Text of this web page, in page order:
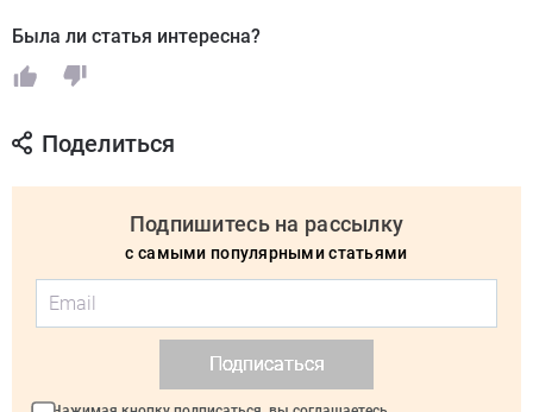
Была ли статья интересна?
Поделиться
Подпишитесь на рассылку
с самыми популярными статьями
Подписаться